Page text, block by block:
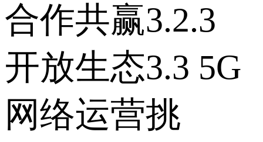
合作共赢 3.2.3
开放生态 3.3 5G
网络运营挑